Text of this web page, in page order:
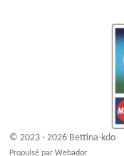
© 2023 - 2026 Bettina-kdo
Propulsé par Webador